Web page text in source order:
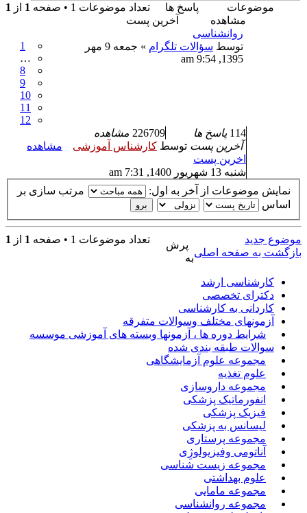
تعداد موضوعات 1 • صفحه 1 از 1 موضوعات
پاسخ ها
مشاهده
آخرین پست
روانشناسی
1
…
8
9
10
11
12
توسط سؤالات تلگرام
» جمعه 9 مهر
1395, 9:54 am
114 پاسخ ها 226709 مشاهده
آخرین پست توسط کارشناس آموزشی
مشاهده
اخرین پست
شنبه 13 شهریور 1400, 7:31 am
نمایش موضوعات از آخر به اول:
مرتب سازی بر
اساس
موضوع جدید تعداد موضوعات 1 • صفحه 1 از 1
بازگشت به صفحه اصلی
پرش
به
کارشناسی ارشد
دکترای تخصصی
کاردانی به کارشناسی
آزمونهای مختلف وسوالات متفرقه
شرایط دوره ها ، آزمونها وبسته های آموزشی موسسه
سوالات طبقه بندی شده
مجموعه علوم آزمایشگاهی
علوم تغذیه
مجموعه داروسازی
انفورماتیک پزشکی
فیزیک پزشکی
لیسانس به پزشکی
مجموعه پرستاری
آناتومی وفیزیولوژِی
مجموعه زیست شناسی
علوم بهداشتی
مجموعه مامایی
مجموعه روانشناسی